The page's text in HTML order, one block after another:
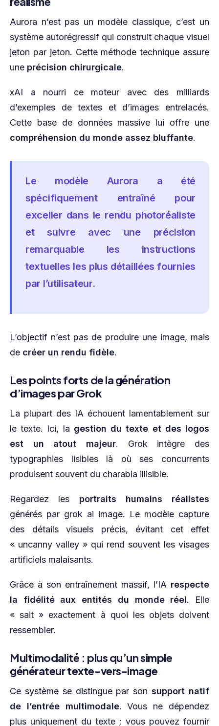
Aurora n’est pas un modèle classique, c’est un
système autorégressif qui construit chaque visuel
jeton par jeton. Cette méthode technique assure
une précision chirurgicale.
xAI a nourri ce moteur avec des milliards
d’exemples de textes et d’images entrelacés.
Cette base de données massive lui offre une
compréhension du monde assez bluffante.
Le modèle Aurora a été
spécifiquement entraîné pour
exceller dans le rendu photoréaliste
et suivre avec une précision
remarquable les instructions
textuelles les plus détaillées fournies
par l’utilisateur.
L’objectif n’est pas de produire une image, mais
de créer un rendu fidèle.
Les points forts de la génération
d’images par Grok
La plupart des IA échouent lamentablement sur
le texte. Ici, la gestion du texte et des logos
est un atout majeur. Grok intègre des
typographies lisibles là où ses concurrents
produisent souvent du charabia illisible.
Regardez les portraits humains réalistes
générés par grok ai image. Le modèle capture
des détails visuels précis, évitant cet effet
« uncanny valley » qui rend souvent les visages
artificiels malaisants.
Grâce à son entraînement massif, l’IA respecte
la fidélité aux entités du monde réel. Elle
« sait » exactement à quoi les objets doivent
ressembler.
Multimodalité : plus qu’un simple
générateur texte-vers-image
Ce système se distingue par sonsupport natif
de l’entrée multimodale. Vous ne dépendez
plus uniquement du texte ; vous pouvez fournir